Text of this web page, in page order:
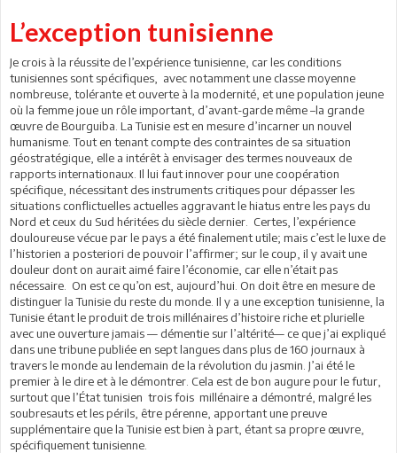
L’exception tunisienne
Je crois à la réussite de l’expérience tunisienne, car les conditions
tunisiennes sont spécifiques, avec notamment une classe moyenne
nombreuse, tolérante et ouverte à la modernité, et une population jeune
où la femme joue un rôle important, d’avant-garde même –la grande
œuvre de Bourguiba. La Tunisie est en mesure d’incarner un nouvel
humanisme. Tout en tenant compte des contraintes de sa situation
géostratégique, elle a intérêt à envisager des termes nouveaux de
rapports internationaux. Il lui faut innover pour une coopération
spécifique, nécessitant des instruments critiques pour dépasser les
situations conflictuelles actuelles aggravant le hiatus entre les pays du
Nord et ceux du Sud héritées du siècle dernier. Certes, l’expérience
douloureuse vécue par le pays a été finalement utile; mais c’est le luxe de
l’historien a posteriori de pouvoir l’affirmer; sur le coup, il y avait une
douleur dont on aurait aimé faire l’économie, car elle n’était pas
nécessaire. On est ce qu’on est, aujourd’hui. On doit être en mesure de
distinguer la Tunisie du reste du monde. Il y a une exception tunisienne, la
Tunisie étant le produit de trois millénaires d’histoire riche et plurielle
avec une ouverture jamais — démentie sur l’altérité— ce que j’ai expliqué
dans une tribune publiée en sept langues dans plus de 160 journaux à
travers le monde au lendemain de la révolution du jasmin. J’ai été le
premier à le dire et à le démontrer. Cela est de bon augure pour le futur,
surtout que l’État tunisien trois fois millénaire a démontré, malgré les
soubresauts et les périls, être pérenne, apportant une preuve
supplémentaire que la Tunisie est bien à part, étant sa propre œuvre,
spécifiquement tunisienne.